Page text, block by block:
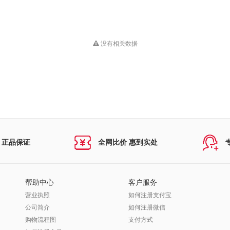
没有相关数据
品保证 全网比价 惠到实处
帮助中心
营业执照
公司简介
购物流程图
客户服务
如何注册支付宝
如何注册微信
支付方式